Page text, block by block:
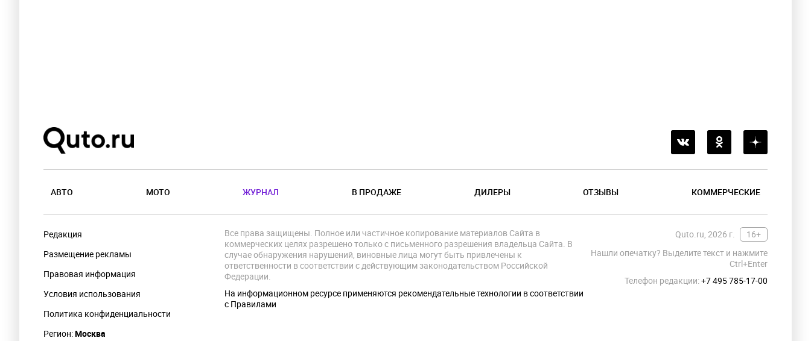
АВТО МОТО ЖУРНАЛ В ПРОДАЖЕ ДИЛЕРЫ ОТЗЫВЫ КОММЕРЧЕСКИЕ
Редакция
Размещение рекламы
Правовая информация
Условия использования
Политика конфиденциальности
Регион:Москва
Quto.ru, 2026 г.
16+
Нашли опечатку? Выделите текст и нажмите
Ctrl+Enter
Телефон редакции:+7 495 785-17-00
Все права защищены. Полное или частичное копирование материалов Сайта в
коммерческих целях разрешено только с письменного разрешения владельца Сайта. В
случае обнаружения нарушений, виновные лица могут быть привлечены к
ответственности в соответствии с действующим законодательством Российской
Федерации.
На информационном ресурсе применяются рекомендательные технологии в соответствии
с Правилами